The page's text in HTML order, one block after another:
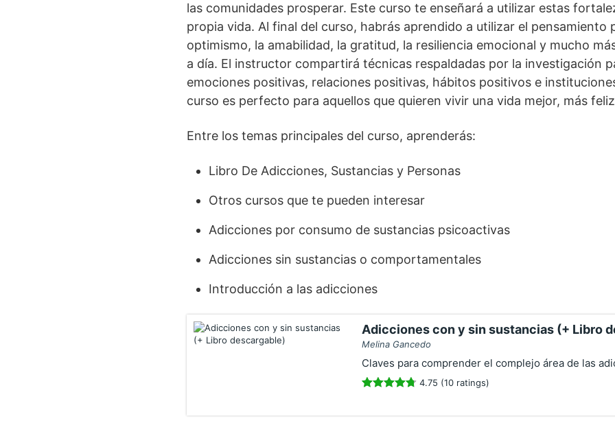
las comunidades prosperar. Este curso te enseñará a utilizar estas
propia vida. Al final del curso, habrás aprendido a utilizar el pensamiento
optimismo, la amabilidad, la gratitud, la resiliencia emocional y mucho
a día. El instructor compartirá técnicas respaldadas por la investigación
emociones positivas, relaciones positivas, hábitos positivos e
curso es perfecto para aquellos que quieren vivir una vida mejor, más
Entre los temas principales del curso, aprenderás:
Libro De Adicciones, Sustancias y Personas
Otros cursos que te pueden interesar
Adicciones por consumo de sustancias psicoactivas
Adicciones sin sustancias o comportamentales
Introducción a las adicciones
Adicciones con y sin sustancias (+ Libro
Melina Gancedo
Claves para comprender el complejo área de las
4.75 (10 ratings)